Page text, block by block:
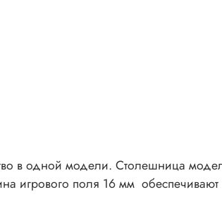
в одной модели. Столешница
поля 16 мм обеспечивают